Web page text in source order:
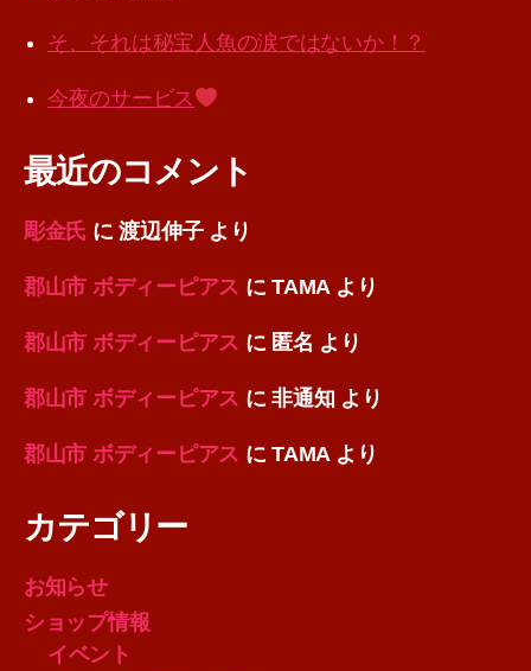
そ、それは秘宝人魚の涙ではないか！？
今夜のサービス
最近のコメント
彫金氏 に渡辺伸子より
郡山市 ボディーピアス にTAMA より
郡山市 ボディーピアス に 匿名 より
郡山市 ボディーピアス に非通知 より
郡山市 ボディーピアス にTAMA より
カテゴリー
お知らせ
ショップ情報
イベント